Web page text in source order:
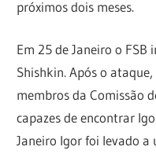
próximos dois meses.
Em 25 de Janeiro o
Shishkin. Após o
membros da Comissão
capazes de encontrar
Janeiro Igor foi levado a